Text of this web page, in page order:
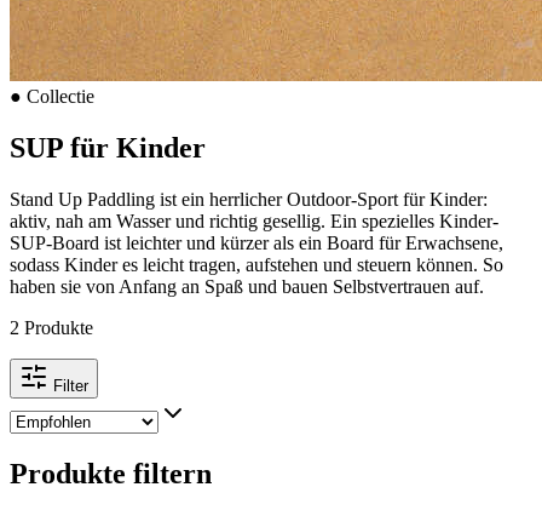
● Collectie
SUP für Kinder
Stand Up Paddling ist ein herrlicher Outdoor-Sport für Kinder:
aktiv, nah am Wasser und richtig gesellig. Ein spezielles Kinder-
SUP-Board ist leichter und kürzer als ein Board für Erwachsene,
sodass Kinder es leicht tragen, aufstehen und steuern können. So
haben sie von Anfang an Spaß und bauen Selbstvertrauen auf.
2 Produkte
Filter
Produkte filtern